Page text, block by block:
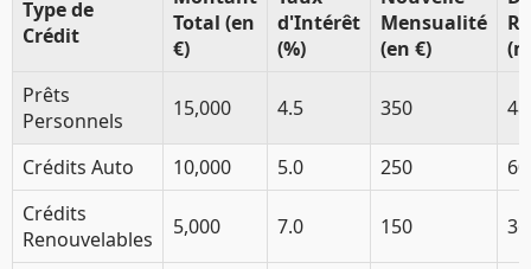
Type de
Crédit
Total (en
€)
d'Intérêt
(%)
Mensualité
(en €)
Prêts
Personnels
15,000 4.5 350 48
Crédits Auto 10,000 5.0 250
60
Crédits
Renouvelables
5,000 7.0 150 36